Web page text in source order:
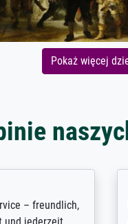
Pokaż więcej
mit der